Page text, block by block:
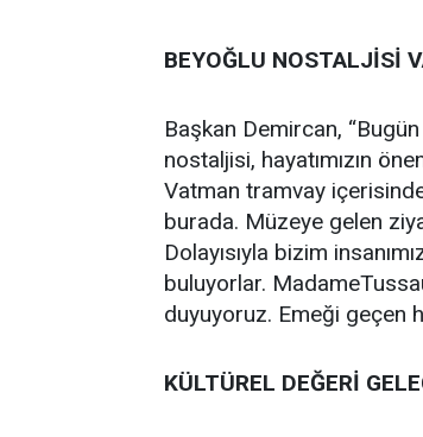
BEYOĞLU NOSTALJİSİ
Başkan Demircan,
nostaljisi, hayatımızın
Vatman tramvay
burada. Müzeye gelen
Dolayısıyla bizim
buluyorlar.
duyuyoruz. Emeği geçen
KÜLTÜREL DEĞERİ